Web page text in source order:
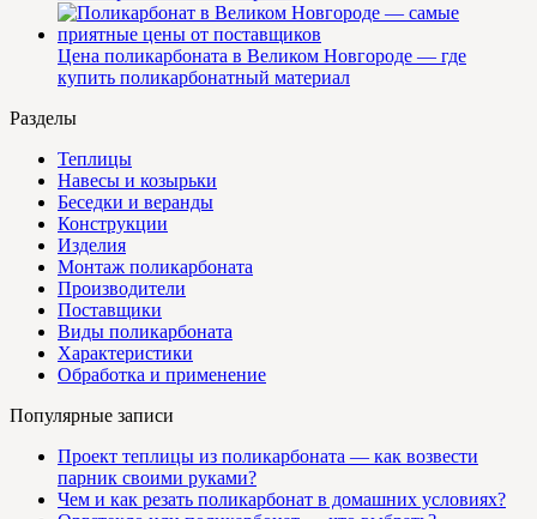
Цена поликарбоната в Великом Новгороде — где
купить поликарбонатный материал
Разделы
Теплицы
Навесы и козырьки
Беседки и веранды
Конструкции
Изделия
Монтаж поликарбоната
Производители
Поставщики
Виды поликарбоната
Характеристики
Обработка и применение
Популярные записи
Проект теплицы из поликарбоната — как возвести
парник своими руками?
Чем и как резать поликарбонат в домашних условиях?